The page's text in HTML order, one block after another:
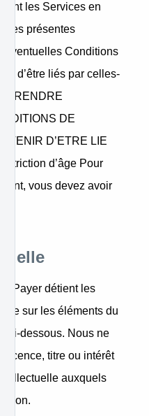
les Services en
les présentes
éventuelles Conditions
d’être liés par celles-
DE
D’ETRE LIE
d’âge Pour
vous devez avoir
détient les
sur les éléments du
ci-dessous. Nous ne
licence, titre ou intérêt
auxquels
non.